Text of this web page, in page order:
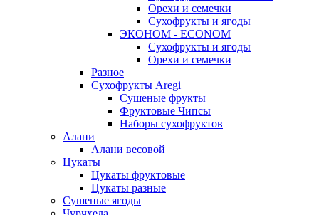
Орехи и семечки
Сухофрукты и ягоды
ЭКОНОМ - ECONOM
Сухофрукты и ягоды
Орехи и семечки
Разное
Сухофрукты Aregi
Сушеные фрукты
Фруктовые Чипсы
Наборы сухофруктов
Алани
Алани весовой
Цукаты
Цукаты фруктовые
Цукаты разные
Сушеные ягоды